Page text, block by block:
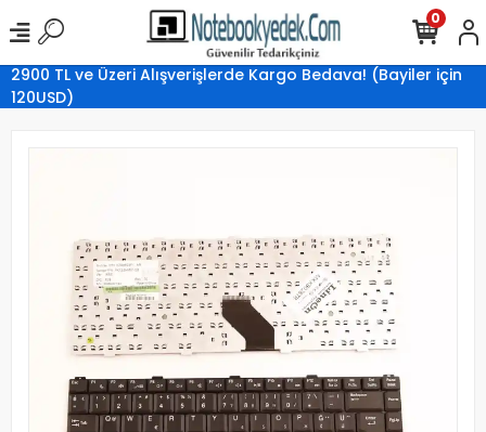
2900 TL ve Üzeri Alışverişlerde Kargo Bedava! (Bayiler için
120USD)
0